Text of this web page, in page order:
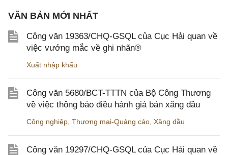
VĂN BẢN MỚI NHẤT
Công văn 19363/CHQ-GSQL của Cục Hải quan về
việc vướng mắc về ghi nhãn®
Xuất nhập khẩu
Công văn 5680/BCT-TTTN của Bộ Công Thương
về việc thông báo điều hành giá bán xăng dầu
Công nghiệp Thương mại-Quảng cáo Xăng dầu
Công văn 19297/CHQ-GSQL của Cục Hải quan về